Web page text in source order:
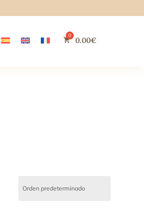
0.00€